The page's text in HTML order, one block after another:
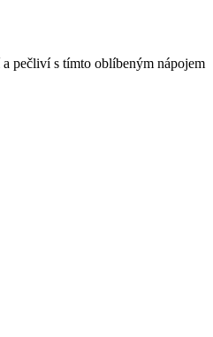
pečliví s tímto oblíbeným nápojem